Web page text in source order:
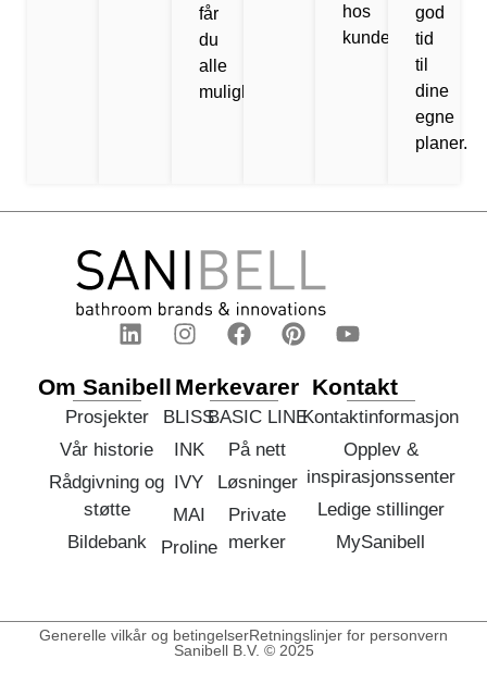
får
du
alle
muligheter.
hos
kundene!
god
tid
til
dine
egne
planer.
Om Sanibell
Prosjekter
Vår historie
Rådgivning og
støtte
Bildebank
Merkevarer
BLISS
INK
IVY
MAI
Proline
BASIC LINE
På nett
Løsninger
Private
merker
Kontakt
Kontaktinformasjon
Opplev &
inspirasjonssenter
Ledige stillinger
MySanibell
Generelle vilkår og betingelserRetningslinjer for personvern
Sanibell B.V. © 2025